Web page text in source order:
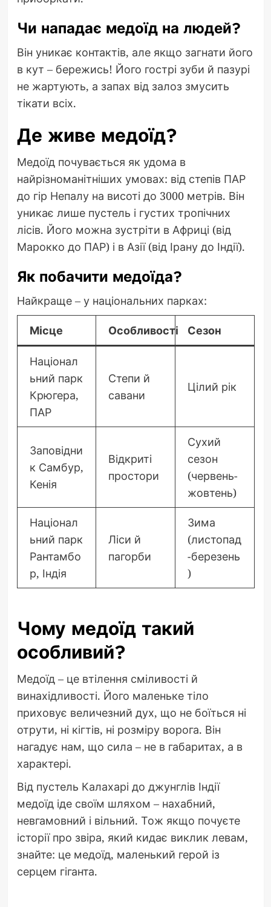
Чи нападає медоїд на людей?
Він уникає контактів, але якщо загнати його
в кут – бережись! Його гострі зуби й пазурі
не жартують, а запах від залоз змусить
тікати всіх.
Де живе медоїд?
Медоїд почувається як удома в
найрізноманітніших умовах: від степів ПАР
до гір Непалу на висоті до 3000 метрів. Він
уникає лише пустель і густих тропічних
лісів. Його можна зустріти в Африці (від
Марокко до ПАР) і в Азії (від Ірану до Індії).
Як побачити медоїда?
Найкраще – у національних парках:
Місце Особливості Сезон
Націонал
ьний парк
Крюгера,
ПАР
Степи й
савани
Цілий рік
Заповідни
к Самбур,
Кенія
Відкриті
простори
Сухий
сезон
(червень-
жовтень)
Націонал
ьний парк
Рантамбо
р, Індія
Ліси й
пагорби
Зима
(листопад
-березень
)
Чому медоїд такий
особливий?
Медоїд – це втілення сміливості й
винахідливості. Його маленьке тіло
приховує величезний дух, що не боїться ні
отрути, ні кігтів, ні розміру ворога. Він
нагадує нам, що сила – не в габаритах, а в
характері.
Від пустель Калахарі до джунглів Індії
медоїд іде своїм шляхом – нахабний,
невгамовний і вільний. Тож якщо почуєте
історії про звіра, який кидає виклик левам,
знайте: це медоїд, маленький герой із
серцем гіганта.